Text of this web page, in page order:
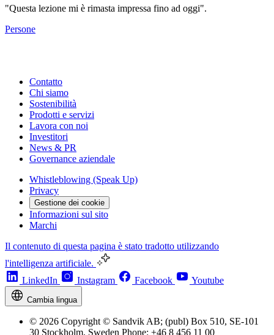
"Questa lezione mi è rimasta impressa fino ad oggi".
Persone
Contatto
Chi siamo
Sostenibilità
Prodotti e servizi
Lavora con noi
Investitori
News & PR
Governance aziendale
Whistleblowing (Speak Up)
Privacy
Gestione dei cookie
Informazioni sul sito
Marchi
Il contenuto di questa pagina è stato tradotto utilizzando
l'intelligenza artificiale.
LinkedIn
Instagram Facebook Youtube
Cambia lingua
© 2026 Copyright © Sandvik AB; (publ) Box 510, SE-101
30 Stockholm, Sweden Phone: +46 8 456 11 00